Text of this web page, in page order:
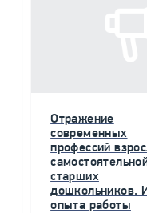
Отражение
современных
профессий
старших
дошкольников.
опыта работы